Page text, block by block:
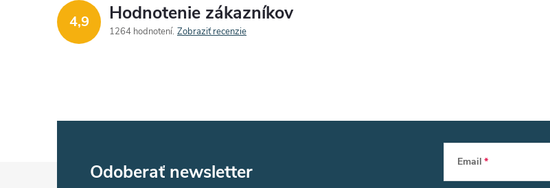
4,9 Hodnotenie zákazníkov
1264 hodnotení Zobraziť recenzie
Odoberať newsletter Email